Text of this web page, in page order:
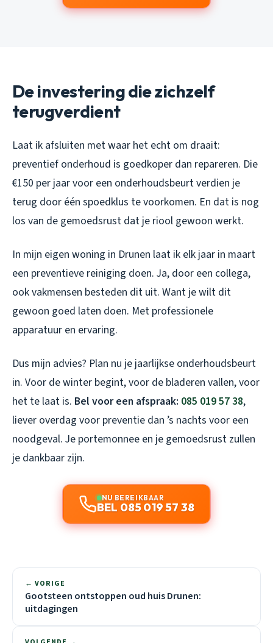
De investering die zichzelf
terugverdient
Laat ik afsluiten met waar het echt om draait:
preventief onderhoud is goedkoper dan repareren. Die
€150 per jaar voor een onderhoudsbeurt verdien je
terug door één spoedklus te voorkomen. En dat is nog
los van de gemoedsrust dat je riool gewoon werkt.
In mijn eigen woning in Drunen laat ik elk jaar in maart
een preventieve reiniging doen. Ja, door een collega,
ook vakmensen besteden dit uit. Want je wilt dit
gewoon goed laten doen. Met professionele
apparatuur en ervaring.
Dus mijn advies? Plan nu je jaarlijkse onderhoudsbeurt
in. Voor de winter begint, voor de bladeren vallen, voor
het te laat is. Bel voor een afspraak: 085 019 57 38,
liever overdag voor preventie dan ’s nachts voor een
noodgeval. Je portemonnee en je gemoedsrust zullen
je dankbaar zijn.
NU BEREIKBAAR
BEL 085 019 57 38
← VORIGE
Gootsteen ontstoppen oud huis Drunen:
uitdagingen